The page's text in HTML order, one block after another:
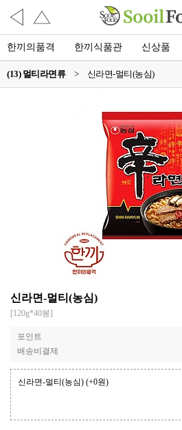
한끼의품격 한끼식품관 신상품
(13) 멀티라면류 > 신라면-멀티(농심)
신라면-멀티(농심)
[120g*40봉]
포인트
배송비결제
신라면-멀티(농심) (+0원)